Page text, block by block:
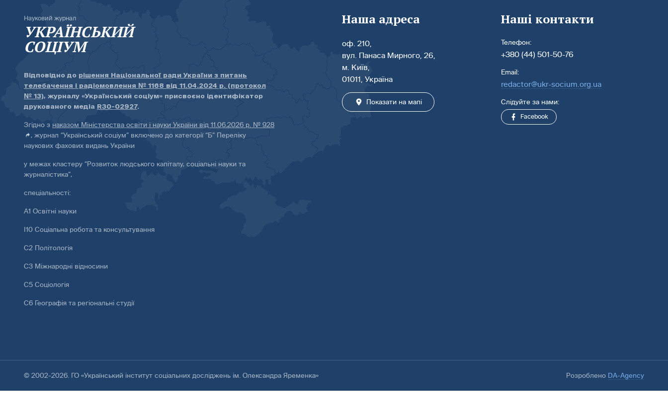
Науковий журнал
УКРАЇНСЬКИЙ
СОЦІУМ
Відповідно до рішення Національної ради України з питань
телебачення і радіомовлення № 1168 від 11.04.2024 р. (протокол
№ 13), журналу «Український соціум» присвоєно ідентифікатор
друкованого медіа R30-02927.
Згідно з наказом Міністерства освіти і науки України від 11.06.2026 р. № 928
, журнал “Український соціум” включено до категорії “Б” Переліку
наукових фахових видань України
у межах кластеру “Розвиток людського капіталу, соціальні науки та
журналістика”,
спеціальності:
А1 Освітні науки
І10 Соціальна робота та консультування
С2 Політологія
С3 Міжнародні відносини
С5 Соціологія
С6 Географія та регіональні студії
Наша адреса
оф. 210,
вул. Панаса Мирного, 26,
м. Київ,
01011, Україна
Показати на мапі
Наші контакти
Телефон:
+380 (44) 501-50-76
Email:
redactor@ukr-socium.org.ua
Слідуйте за нами:
Facebook
© 2002-2026. ГО «Український інститут соціальних досліджень ім. Олександра Яременка» Розроблено DA-Agency